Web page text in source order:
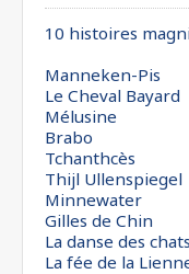
10 histoires
Manneken-Pis
Le Cheval Bayard
Mélusine
Brabo
Tchanthcès
Thijl Ullenspiegel
Minnewater
Gilles de Chin
La danse des
La fée de la